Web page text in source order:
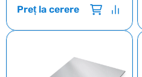
Preț la cerere